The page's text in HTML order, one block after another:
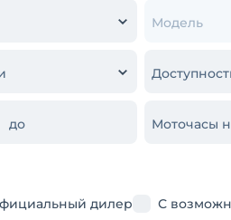
Модель
до Моточасы
дилер С